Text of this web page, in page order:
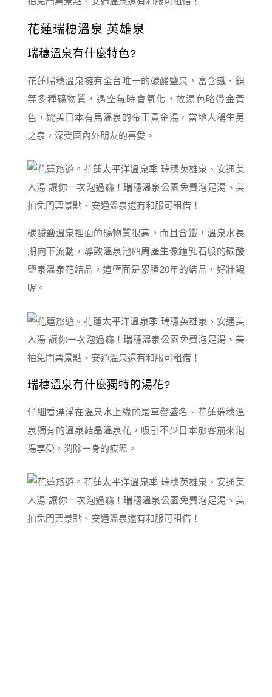
花蓮瑞穗溫泉 英雄泉
瑞穗溫泉有什麼特色?
花蓮瑞穗溫泉擁有全台唯一的碳酸鹽泉，富含鐵、鋇
等多種礦物質，遇空氣時會氧化，故湯色略帶金黃
色，媲美日本有馬溫泉的帝王黃金湯，當地人稱生男
之泉，深受國內外朋友的喜愛。
碳酸鹽溫泉裡面的礦物質很高，而且含鐵，溫泉水長
期向下流動，導致溫泉池四周產生像鐘乳石般的碳酸
鹽泉溫泉花結晶，這壁面是累積20年的結晶，好壯觀
喔。
瑞穗溫泉有什麼獨特的湯花?
仔細看漂浮在溫泉水上緣的是享譽盛名、花蓮瑞穗溫
泉獨有的溫泉結晶溫泉花，吸引不少日本旅客前來泡
湯享受，消除一身的疲憊。